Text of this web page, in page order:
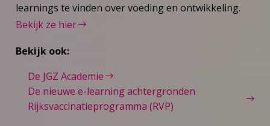
learnings te vinden over voeding en ontwikkeling.
Bekijk ze hier
Bekijk ook:
De JGZ Academie
De nieuwe e-learning achtergronden
Rijksvaccinatieprogramma (RVP)